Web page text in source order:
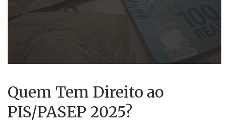
Quem Tem Direito ao
PIS/PASEP 2025?